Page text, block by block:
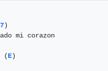
)
mi corazon
(E)